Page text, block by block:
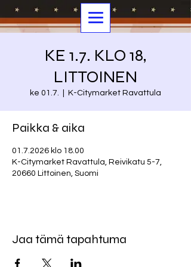
KE 1.7. KLO 18,
LITTOINEN
ke 01.7. K-Citymarket Ravattula
Paikka & aika
01.7.2026 klo 18.00
K-Citymarket Ravattula, Reivikatu 5-7,
20660 Littoinen, Suomi
Jaa tämä tapahtuma